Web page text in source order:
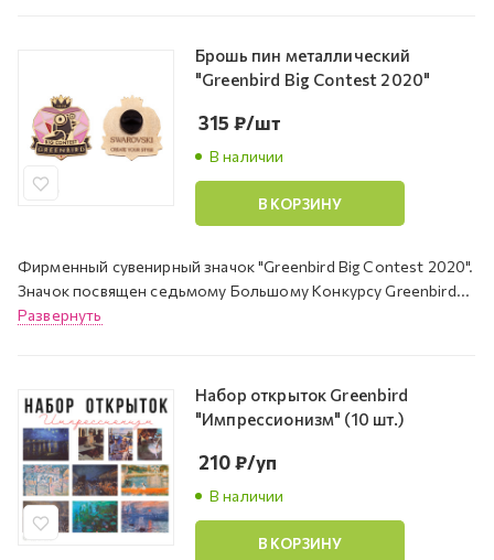
Брошь пин металлический
"Greenbird Big Contest 2020"
В наличии
315 ₽/шт
В КОРЗИНУ
Фирменный сувенирный значок "Greenbird Big Contest 2020".
Значок посвящен седьмому Большому Конкурсу Greenbird...
Развернуть
Набор открыток Greenbird
"Импрессионизм" (10 шт.)
В наличии
210₽/уп
В КОРЗИНУ